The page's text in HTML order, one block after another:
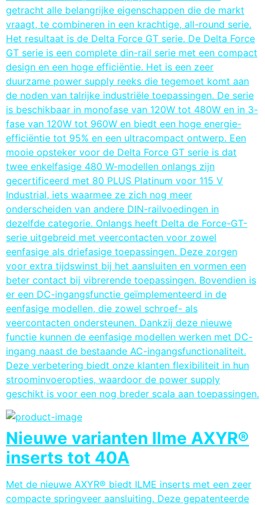
getracht alle belangrijke eigenschappen die de markt
vraagt, te combineren in een krachtige, all-round serie.
Het resultaat is de Delta Force GT serie. De Delta Force
GT serie is een complete din-rail serie met een compact
design en een hoge efficiëntie. Het is een zeer
duurzame power supply reeks die tegemoet komt aan
de noden van talrijke industriële toepassingen. De serie
is beschikbaar in monofase van 120W tot 480W en in 3-
fase van 120W tot 960W en biedt een hoge energie-
efficiëntie tot 95% en een ultracompact ontwerp. Een
mooie opsteker voor de Delta Force GT serie is dat
twee enkelfasige 480 W-modellen onlangs zijn
gecertificeerd met 80 PLUS Platinum voor 115 V
Industrial, iets waarmee ze zich nog meer
onderscheiden van andere DIN-railvoedingen in
dezelfde categorie. Onlangs heeft Delta de Force-GT-
serie uitgebreid met veercontacten voor zowel
eenfasige als driefasige toepassingen. Deze zorgen
voor extra tijdswinst bij het aansluiten en vormen een
beter contact bij vibrerende toepassingen. Bovendien is
er een DC-ingangsfunctie geïmplementeerd in de
eenfasige modellen, die zowel schroef- als
veercontacten ondersteunen. Dankzij deze nieuwe
functie kunnen de eenfasige modellen werken met DC-
ingang naast de bestaande AC-ingangsfunctionaliteit.
Deze verbetering biedt onze klanten flexibiliteit in hun
stroominvoeropties, waardoor de power supply
geschikt is voor een nog breder scala aan toepassingen.
Nieuwe varianten Ilme AXYR®
inserts tot 40A
Met de nieuwe AXYR® biedt ILME inserts met een zeer
compacte springveer aansluiting. Deze gepatenteerde